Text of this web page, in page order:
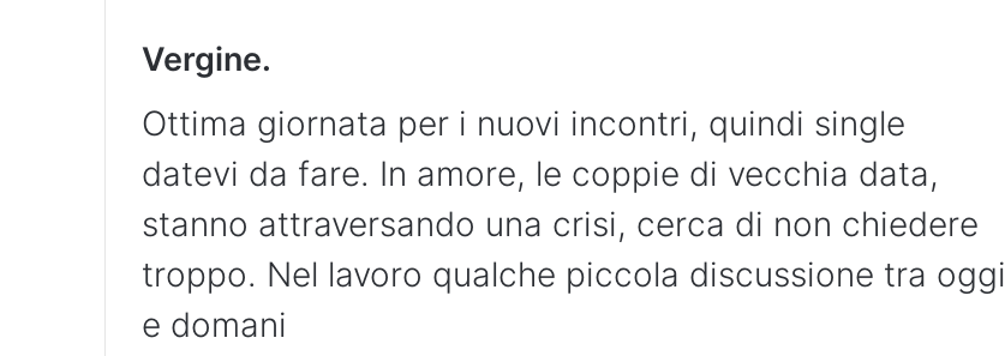
Vergine.
Ottima giornata per i nuovi incontri, quindi single
datevi da fare. In amore, le coppie di vecchia data,
stanno attraversando una crisi, cerca di non chiedere
troppo. Nel lavoro qualche piccola discussione tra oggi
e domani